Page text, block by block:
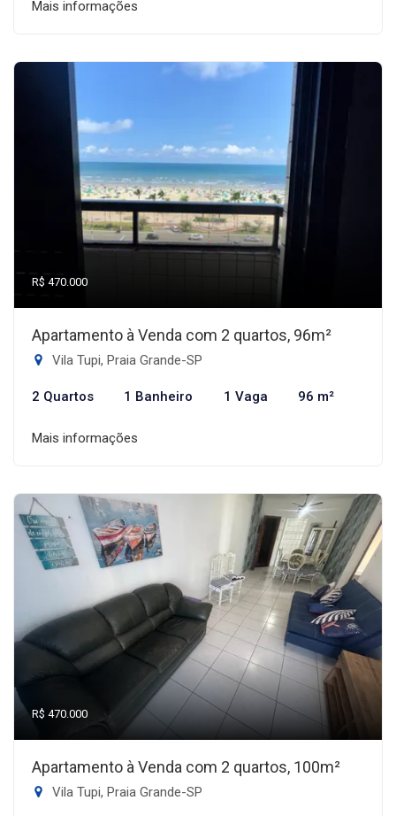
Mais informações
R$ 470.000
Apartamento à Venda com 2 quartos, 96m²
Vila Tupi, Praia Grande-SP
2 Quartos 1 Banheiro 1 Vaga 96 m²
Mais informações
R$ 470.000
Apartamento à Venda com 2 quartos, 100m²
Vila Tupi, Praia Grande-SP